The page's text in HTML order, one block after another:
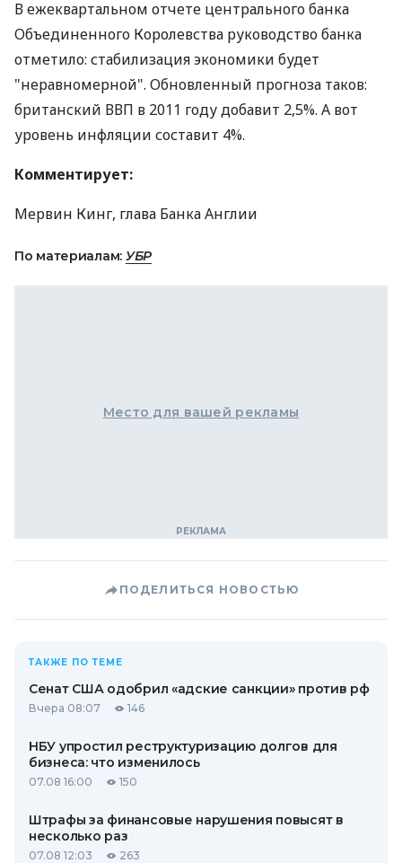
В ежеквартальном отчете центрального банка
Объединенного Королевства руководство банка
отметило: стабилизация экономики будет
"неравномерной". Обновленный прогноза таков:
британский ВВП в 2011 году добавит 2,5%. А вот
уровень инфляции составит 4%.
Комментирует:
Мервин Кинг, глава Банка Англии
По материалам: УБР
Место для вашей рекламы
ПОДЕЛИТЬСЯ НОВОСТЬЮ
ТАКЖЕ ПО ТЕМЕ
Сенат США одобрил «адские санкции» против рф
Вчера 08:07 146
НБУ упростил реструктуризацию долгов для
бизнеса: что изменилось
07.08 16:00 150
Штрафы за финансовые нарушения повысят в
несколько раз
07.08 12:03 263